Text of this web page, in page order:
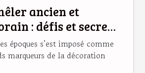
ancien et
: défis et secrets
réussie
époques s’est imposé comme
marqueurs de la décoration